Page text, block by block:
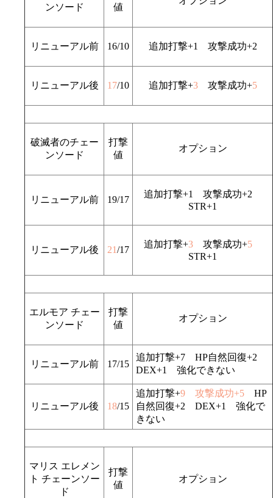
ンソード 値
リニューアル前 16/10 追加打撃+1 攻撃成功+2
リニューアル後 17/10 追加打撃+3攻撃成功+5
破滅者のチェー
ンソード
打撃
値
オプション
リニューアル前 19/17
追加打撃+1 攻撃成功+2
STR+1
リニューアル後 21/17
追加打撃+3攻撃成功+5
STR+1
エルモア チェー
ンソード
打撃
値
オプション
リニューアル前 17/15
追加打撃+7 HP自然回復+2
DEX+1 強化できない
リニューアル後 18/15
追加打撃+9 攻撃成功+5 HP
自然回復+2 DEX+1 強化で
きない
マリス エレメン
ト チェーンソー
ド
打撃
値
オプション